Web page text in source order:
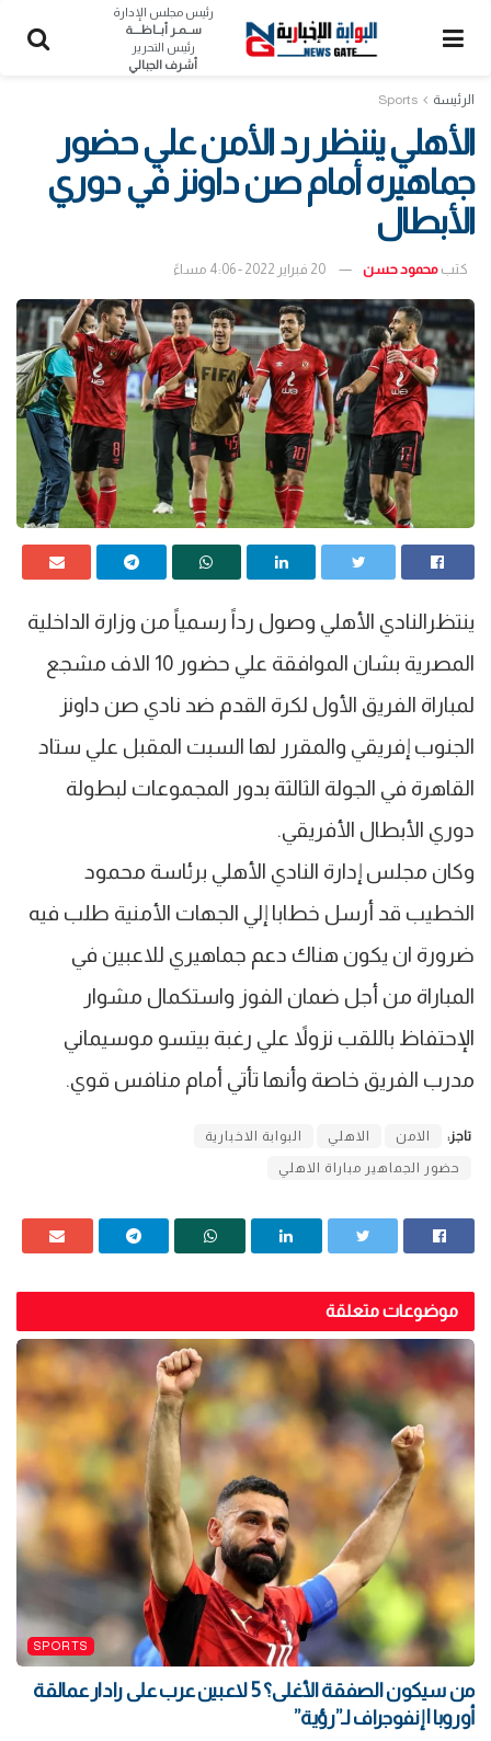
رئيس مجلس الإدارة
ســمـر أبــاظــــة
رئيس التحرير
أشرف الجبالي
الرئيسة Sports
الأهلي يننظر رد الأمن علي حضور
جماهيره أمام صن داونز في دوري
الأبطال
كتب محمود حسن 20 فبراير 2022 - 4:06 مساءً
ينتظرالنادي الأهلي وصول رداً رسمياً من وزارة الداخلية
المصرية بشان الموافقة علي حضور 10 الاف مشجع
لمباراة الفريق الأول لكرة القدم ضد نادي صن داونز
الجنوب إفريقي والمقرر لها السبت المقبل علي ستاد
القاهرة في الجولة الثالثة بدور المجموعات لبطولة
دوري الأبطال الأفريقي.
وكان مجلس إدارة النادي الأهلي برئاسة محمود
الخطيب قد أرسل خطابا إلي الجهات الأمنية طلب فيه
ضرورة ان يكون هناك دعم جماهيري للاعبين في
المباراة من أجل ضمان الفوز واستكمال مشوار
الإحتفاظ باللقب نزولاً علي رغبة بيتسو موسيماني
مدرب الفريق خاصة وأنها تأتي أمام منافس قوي.
تاجز: الامن الاهلي البوابة الاخبارية
حضور الجماهير مباراة الاهلي
موضوعات متعلقة
SPORTS
من سيكون الصفقة الأغلى؟ 5 لاعبين عرب على رادار عمالقة
أوروبا | إنفوجراف لـ”رؤية”